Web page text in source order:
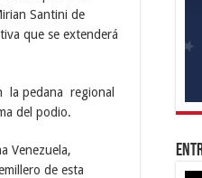
Santini de
que se extenderá
la pedana regional
del podio.
Venezuela,
de esta